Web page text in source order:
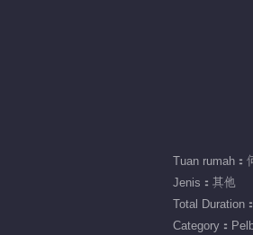
Tuan rumah：
Jenis：其他
Total Duration
Category：